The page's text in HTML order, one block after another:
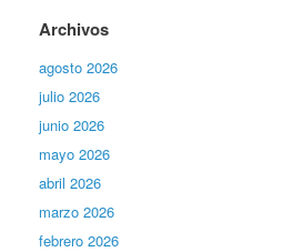
Archivos
agosto 2026
julio 2026
junio 2026
mayo 2026
abril 2026
marzo 2026
febrero 2026